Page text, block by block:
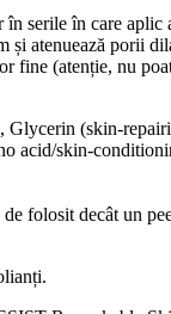
serile în care aplic
atenuează porii
fine (atenție, nu
Glycerin (skin-
acid/skin-
folosit decât un